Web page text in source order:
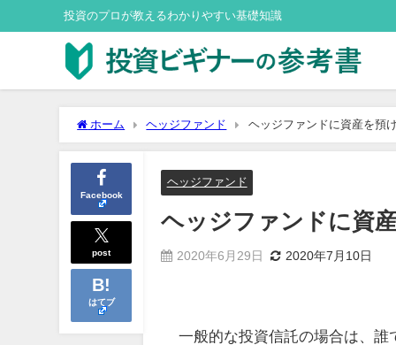
投資のプロが教えるわかりやすい基礎知識
ホーム ヘッジファンド ヘッジファンドに資産を預
Facebook
post
はてブ
ヘッジファンド
ヘッジファンドに資
2020年6月29日 2020年7月10日
一般的な投資信託の場合は、